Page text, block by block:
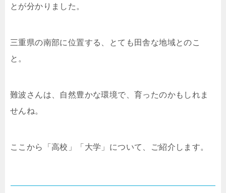
とが分かりました。
三重県の南部に位置する、とても田舎な地域とのこ
と。
難波さんは、自然豊かな環境で、育ったのかもしれま
せんね。
ここから「高校」「大学」について、ご紹介します。